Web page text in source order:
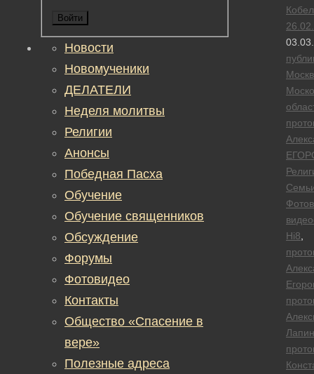
Hi8
Лапин
Войти
Новости
Новомученики
ДЕЛАТЕЛИ
Неделя молитвы
Религии
Анонсы
Победная Пасха
Обучение
Обучение священников
Обсуждение
Форумы
Фотовидео
Контакты
Общество «Спасение в
вере»
Полезные адреса